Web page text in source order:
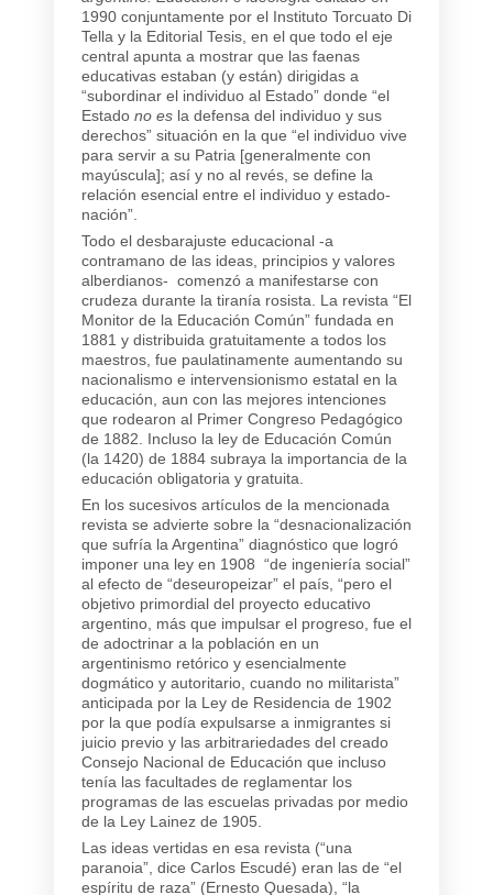
1990 conjuntamente por el Instituto Torcuato Di
Tella y la Editorial Tesis, en el que todo el eje
central apunta a mostrar que las faenas
educativas estaban (y están) dirigidas a
“subordinar el individuo al Estado” donde “el
Estado no es la defensa del individuo y sus
derechos” situación en la que “el individuo vive
para servir a su Patria [generalmente con
mayúscula]; así y no al revés, se define la
relación esencial entre el individuo y estado-
nación”.
Todo el desbarajuste educacional -a
contramano de las ideas, principios y valores
alberdianos- comenzó a manifestarse con
crudeza durante la tiranía rosista. La revista “El
Monitor de la Educación Común” fundada en
1881 y distribuida gratuitamente a todos los
maestros, fue paulatinamente aumentando su
nacionalismo e intervensionismo estatal en la
educación, aun con las mejores intenciones
que rodearon al Primer Congreso Pedagógico
de 1882. Incluso la ley de Educación Común
(la 1420) de 1884 subraya la importancia de la
educación obligatoria y gratuita.
En los sucesivos artículos de la mencionada
revista se advierte sobre la “desnacionalización
que sufría la Argentina” diagnóstico que logró
imponer una ley en 1908 “de ingeniería social”
al efecto de “deseuropeizar” el país, “pero el
objetivo primordial del proyecto educativo
argentino, más que impulsar el progreso, fue el
de adoctrinar a la población en un
argentinismo retórico y esencialmente
dogmático y autoritario, cuando no militarista”
anticipada por la Ley de Residencia de 1902
por la que podía expulsarse a inmigrantes si
juicio previo y las arbitrariedades del creado
Consejo Nacional de Educación que incluso
tenía las facultades de reglamentar los
programas de las escuelas privadas por medio
de la Ley Lainez de 1905.
Las ideas vertidas en esa revista (“una
paranoia”, dice Carlos Escudé) eran las de “el
espíritu de raza” (Ernesto Quesada), “la